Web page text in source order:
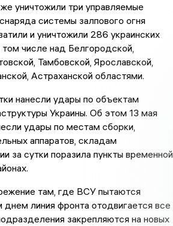
уничтожили три управляемые
системы залпового огня
и уничтожили 286 украинских
числе над Белгородской,
Тамбовской, Ярославской,
Астраханской областями.
нанесли удары по объектам
Украины. Об этом 13 мая
удары по местам сборки,
аппаратов, складам
за сутки поразила пункты временной
там, где ВСУ пытаются
линия фронта отодвигается все
закрепляются на новых